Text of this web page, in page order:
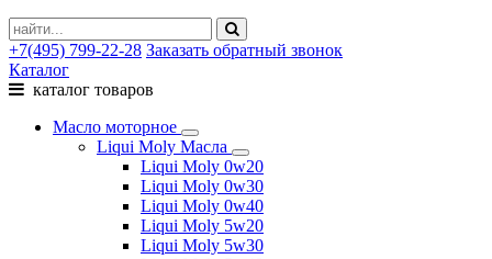
+7(495) 799-22-28 Заказать обратный звонок
Каталог
каталог товаров
Масло моторное
Liqui Moly Масла
Liqui Moly 0w20
Liqui Moly 0w30
Liqui Moly 0w40
Liqui Moly 5w20
Liqui Moly 5w30